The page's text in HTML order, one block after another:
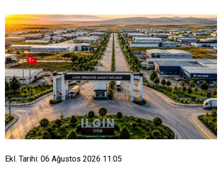
Ekl. Tarihi: 06 Ağustos 2026 11:05